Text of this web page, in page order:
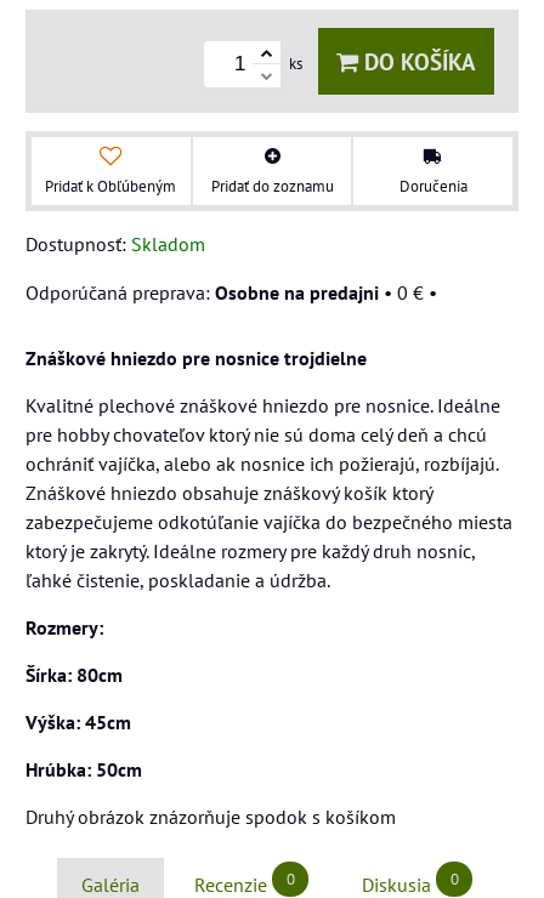
ks DO KOŠÍKA
Pridať k Obľúbeným Pridať do zoznamu Doručenia
Dostupnosť: Skladom
Osobne na predajni • 0 € •
Znáškové hniezdo pre nosnice trojdielne
Kvalitné plechové znáškové hniezdo pre nosnice. Ideálne
pre hobby chovateľov ktorý nie sú doma celý deň a chcú
ochrániť vajíčka, alebo ak nosnice ich požierajú, rozbíjajú.
Znáškové hniezdo obsahuje znáškový košík ktorý
zabezpečujeme odkotúľanie vajíčka do bezpečného miesta
ktorý je zakrytý. Ideálne rozmery pre každý druh nosníc,
ľahké čistenie, poskladanie a údržba.
Rozmery:
Šírka: 80cm
Výška: 45cm
Hrúbka: 50cm
Druhý obrázok znázorňuje spodok s košíkom
Galéria Recenzie 0 Diskusia 0